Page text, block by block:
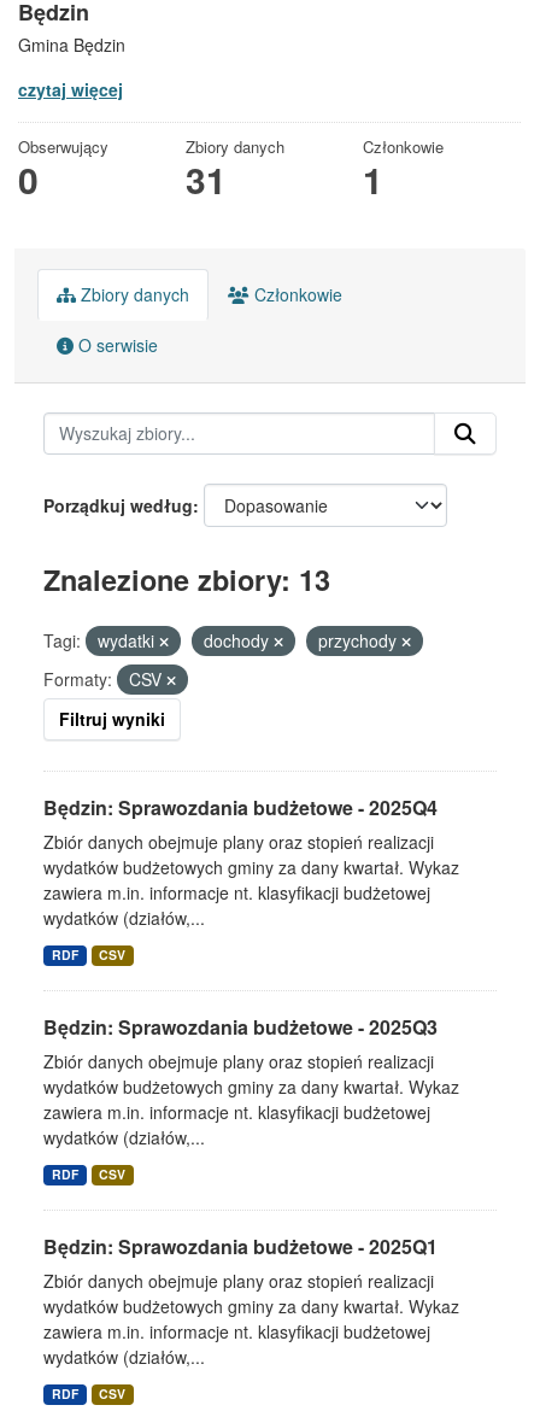
Będzin
Gmina Będzin
czytaj więcej
Obserwujący
0
Zbiory danych
31
Członkowie
1
Zbiory danych Członkowie
O serwisie
Porządkuj według
Znalezione zbiory: 13
Tagi: wydatki dochody
przychody
Formaty:
CSV
Filtruj wyniki
Będzin: Sprawozdania budżetowe - 2025Q4
Zbiór danych obejmuje plany oraz stopień realizacji
wydatków budżetowych gminy za dany kwartał. Wykaz
zawiera m.in. informacje nt. klasyfikacji budżetowej
wydatków (działów,...
RDF CSV
Będzin: Sprawozdania budżetowe - 2025Q3
Zbiór danych obejmuje plany oraz stopień realizacji
wydatków budżetowych gminy za dany kwartał. Wykaz
zawiera m.in. informacje nt. klasyfikacji budżetowej
wydatków (działów,...
RDF CSV
Będzin: Sprawozdania budżetowe - 2025Q1
Zbiór danych obejmuje plany oraz stopień realizacji
wydatków budżetowych gminy za dany kwartał. Wykaz
zawiera m.in. informacje nt. klasyfikacji budżetowej
wydatków (działów,...
RDF CSV